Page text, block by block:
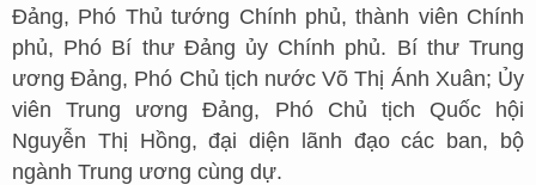
Đảng, Phó Thủ tướng Chính phủ, thành viên Chính
phủ, Phó Bí thư Đảng ủy Chính phủ. Bí thư Trung
ương Đảng, Phó Chủ tịch nước Võ Thị Ánh Xuân; Ủy
viên Trung ương Đảng, Phó Chủ tịch Quốc hội
Nguyễn Thị Hồng, đại diện lãnh đạo các ban, bộ
ngành Trung ương cùng dự.